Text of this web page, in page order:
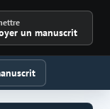
un manuscrit